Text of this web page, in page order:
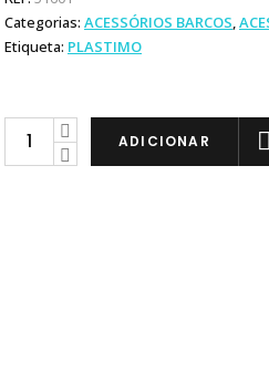
Categorias: ACESSÓRIOS BARCOS,
Etiqueta: PLASTIMO
Plastimo
Inclinómetro
ADICIONAR